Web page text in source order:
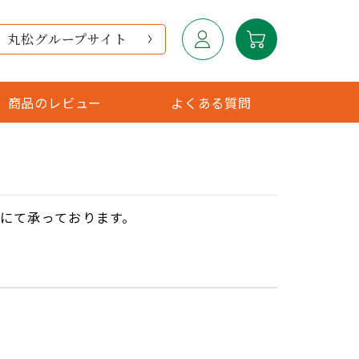
丸松グループサイト
商品のレビュー よくある質問
承っております。